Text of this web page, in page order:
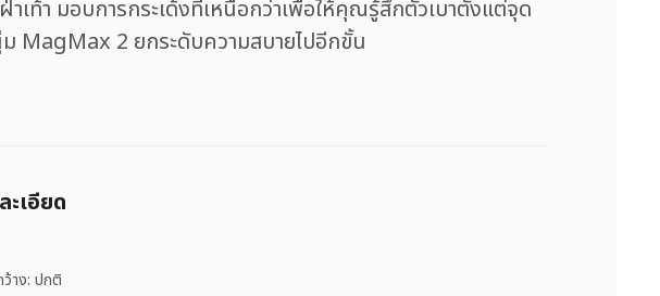
ท้า มอบการกระเด้งที่เหนือกว่าเพื่อให้คุณรู้สึกตัวเบาตั้งแต่จุด
MagMax 2 ยกระดับความสบายไปอีกขั้น
ะเอียด
าง: ปกติ